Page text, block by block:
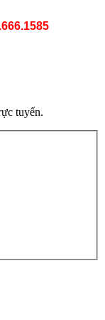
tuyến.